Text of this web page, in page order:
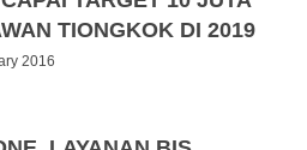
TIONGKOK DI 2019
2016